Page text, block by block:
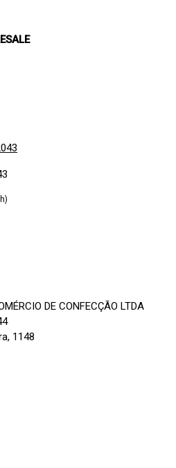
DE CONFECÇÃO LTDA
1148